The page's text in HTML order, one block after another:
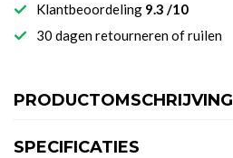
Klantbeoordeling 9.3 /10
30 dagen retourneren of ruilen
PRODUCTOMSCHRIJVING
SPECIFICATIES